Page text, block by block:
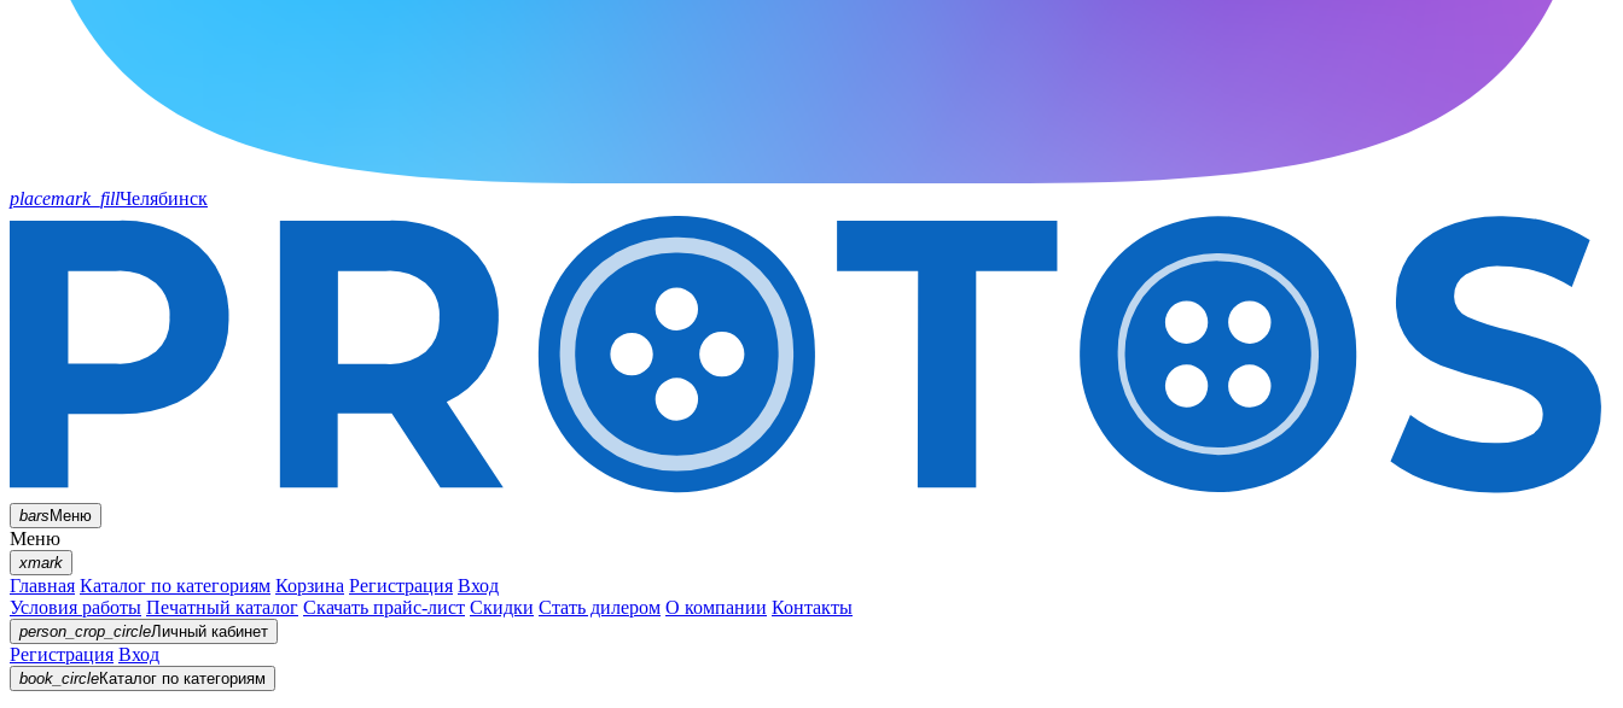
placemark_fillЧелябинск
barsМеню
Меню
xmark
Главная Каталог по категориям Корзина Регистрация Вход
Условия работы Печатный каталог Скачать прайс-лист Скидки Стать дилером О компании Контакты
person_crop_circleЛичный кабинет
Регистрация Вход
book_circleКаталог по категориям